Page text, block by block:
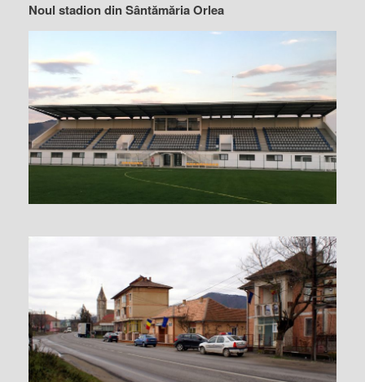
Noul stadion din Sântămăria Orlea